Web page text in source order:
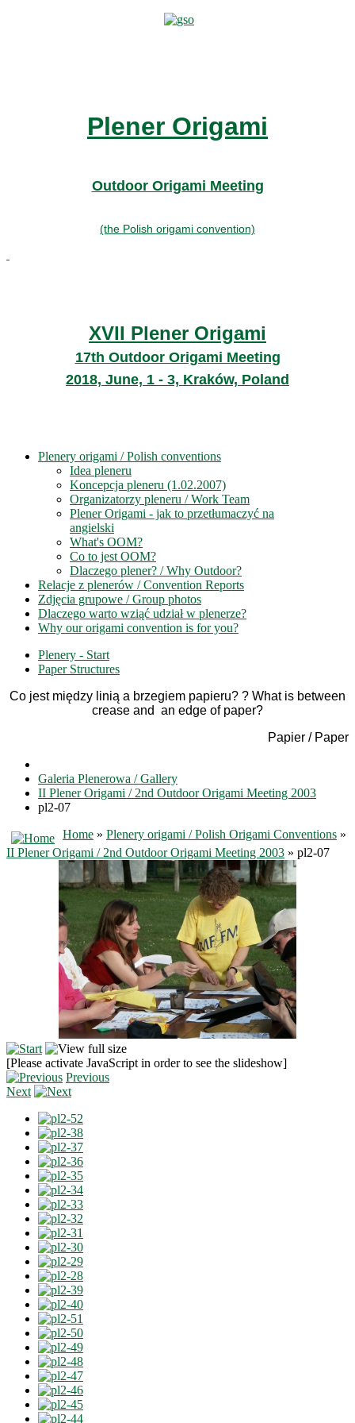
Plener Origami
Outdoor Origami Meeting
(the Polish origami convention)
XVII Plener Origami
17th Outdoor Origami Meeting
2018, June, 1 - 3, Kraków, Poland
Plenery origami / Polish conventions
Idea pleneru
Koncepcja pleneru (1.02.2007)
Organizatorzy pleneru / Work Team
Plener Origami - jak to przetłumaczyć na
angielski
What's OOM?
Co to jest OOM?
Dlaczego plener? / Why Outdoor?
Relacje z plenerów / Convention Reports
Zdjęcia grupowe / Group photos
Dlaczego warto wziąć udział w plenerze?
Why our origami convention is for you?
Plenery - Start
Paper Structures
Co jest między linią a brzegiem papieru? ? What is between
crease and an edge of paper?
Papier / Paper
Galeria Plenerowa / Gallery
II Plener Origami / 2nd Outdoor Origami Meeting 2003
pl2-07
Home » Plenery origami / Polish Origami Conventions »
II Plener Origami / 2nd Outdoor Origami Meeting 2003 » pl2-07
[Please activate JavaScript in order to see the slideshow]
Previous
Next